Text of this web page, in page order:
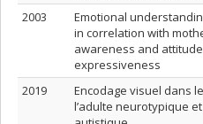
2003
Emotional
in correlation with
awareness and
expressiveness
2019
Encodage visuel dans
l’adulte neurotypique